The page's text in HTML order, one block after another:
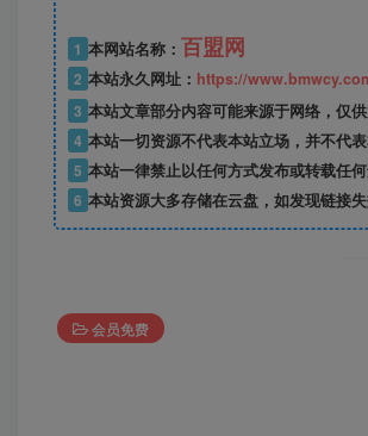
1 本网站名称： 百盟网
2 本站永久网址： https://
3 本站文章部分内容可能来源于网络，仅
4 本站一切资源不代表本站立场，并不代
5 本站一律禁止以任何方式发布或转载任
6 本站资源大多存储在云盘，如发现链接
会员免费